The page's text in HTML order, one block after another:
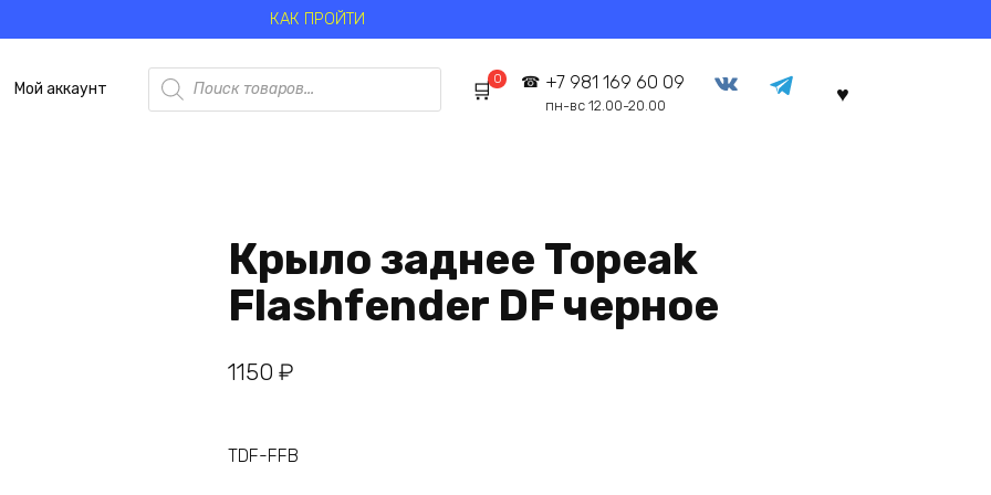
КАК ПРОЙТИ
Мой аккаунт
Поиск
товаров
0 +7 981 169 60 09
пн-вс 12.00-20.00
Крыло заднее Topeak
Flashfender DF черное
1150 ₽
TDF-FFB